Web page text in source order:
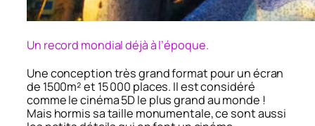
Un record mondial déjà à l’époque.
Une conception très grand format pour un écran
de 1500m² et 15 000 places. Il est considéré
comme le cinéma 5D le plus grand au monde !
Mais hormis sa taille monumentale, ce sont aussi